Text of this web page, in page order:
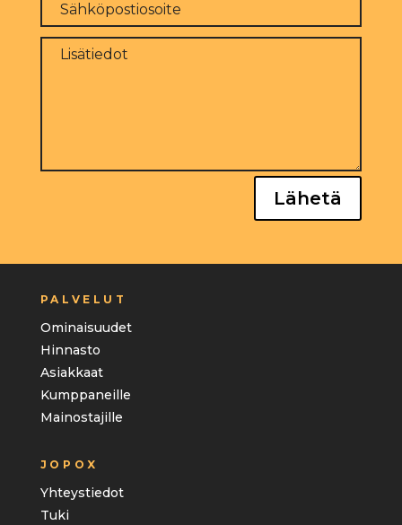
Lähetä
PALVELUT
Ominaisuudet
Hinnasto
Asiakkaat
Kumppaneille
Mainostajille
JOPOX
Yhteystiedot
Tuki